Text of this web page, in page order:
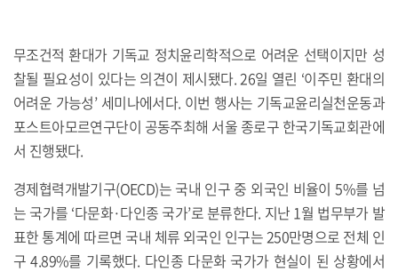
무조건적 환대가 기독교 정치윤리학적으로 어려운 선택이지만 성
찰될 필요성이 있다는 의견이 제시됐다. 26일 열린 ‘이주민 환대의
어려운 가능성’ 세미나에서다. 이번 행사는 기독교윤리실천운동과
포스트아모르연구단이 공동주최해 서울 종로구 한국기독교회관에
서 진행됐다.
경제협력개발기구(OECD)는 국내 인구 중 외국인 비율이 5%를 넘
는 국가를 ‘다문화·다인종 국가’로 분류한다. 지난 1월 법무부가 발
표한 통계에 따르면 국내 체류 외국인 인구는 250만명으로 전체 인
구 4.89%를 기록했다. 다인종 다문화 국가가 현실이 된 상황에서